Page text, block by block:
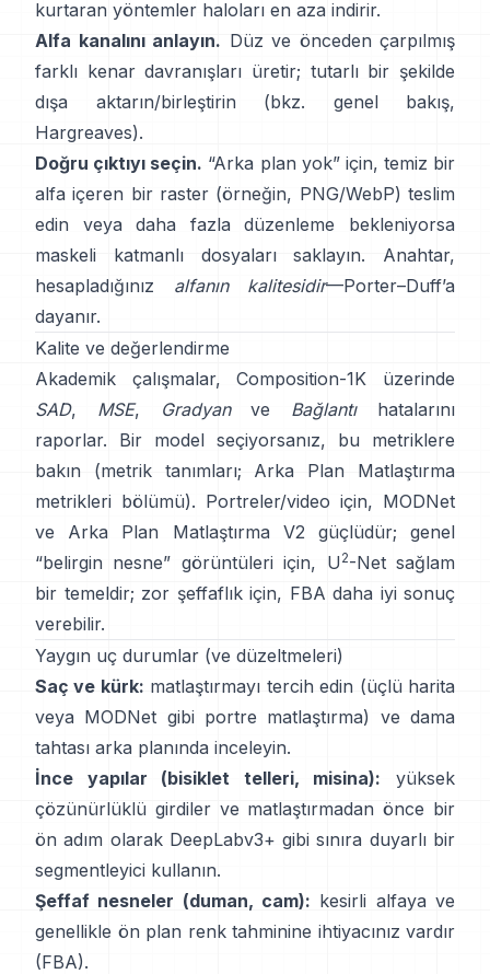
kurtaran yöntemler haloları en aza indirir.
Alfa kanalını anlayın. Düz ve önceden çarpılmış
farklı kenar davranışları üretir; tutarlı bir şekilde
dışa aktarın/birleştirin (bkz.
genel bakış,
Hargreaves).
Doğru çıktıyı seçin. “Arka plan yok” için, temiz bir
alfa içeren bir raster (örneğin, PNG/WebP) teslim
edin veya daha fazla düzenleme bekleniyorsa
maskeli katmanlı dosyaları saklayın. Anahtar,
hesapladığınız alfanın kalitesidir—Porter–Duff’a
dayanır.
Kalite ve değerlendirme
Akademik çalışmalar,Composition-1K üzerinde
SAD, MSE, Gradyanve Bağlantıhatalarını
raporlar. Bir model seçiyorsanız, bu metriklere
bakın
(metrik tanımları;
Arka Plan Matlaştırma
metrikleri bölümü). Portreler/video için, MODNet
ve
Arka Plan Matlaştırma V2güçlüdür; genel
“belirgin nesne” görüntüleri için, U2-Netsağlam
bir temeldir; zor şeffaflık için, FBA daha iyi sonuç
verebilir.
Yaygın uç durumlar (ve düzeltmeleri)
Saç ve kürk: matlaştırmayı tercih edin (üçlü harita
veya MODNet gibi portre matlaştırma) ve dama
tahtası arka planında inceleyin.
İnce yapılar (bisiklet telleri, misina): yüksek
çözünürlüklü girdiler ve matlaştırmadan önce bir
ön adım olarak DeepLabv3+ gibi sınıra duyarlı bir
segmentleyici kullanın.
Şeffaf nesneler (duman, cam): kesirli alfaya ve
genellikle ön plan renk tahminine ihtiyacınız vardır
(FBA).